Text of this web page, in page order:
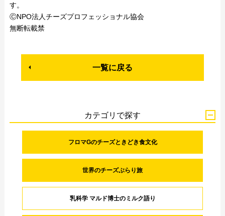
す。
ⒸNPO法人チーズプロフェッショナル協会
無断転載禁
一覧に戻る
カテゴリで探す
フロマGのチーズときどき食文化
世界のチーズぶらり旅
乳科学 マルド博士のミルク語り